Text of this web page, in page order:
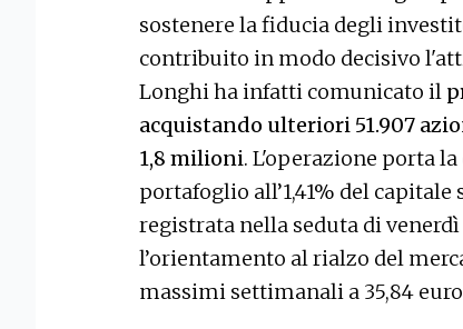
sostenere la fiducia degli
contribuito in modo decisivo
Longhi ha infatti comunicato il
acquistando ulteriori 51.907
1,8 milioni. L'operazione porta
portafoglio all’1,41% del
registrata nella seduta di
l’orientamento al rialzo del
massimi settimanali a 35,84